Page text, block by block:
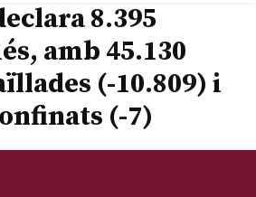
8.395
amb 45.130
(-10.809) i
(-7)